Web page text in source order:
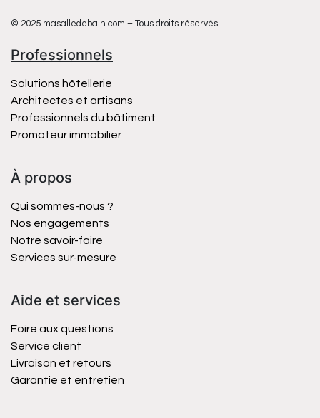
© 2025 masalledebain.com – Tous droits réservés
Professionnels
Solutions hôtellerie
Architectes et artisans
Professionnels du bâtiment
Promoteur immobilier
À propos
Qui sommes-nous ?
Nos engagements
Notre savoir-faire
Services sur-mesure
Aide et services
Foire aux questions
Service client
Livraison et retours
Garantie et entretien